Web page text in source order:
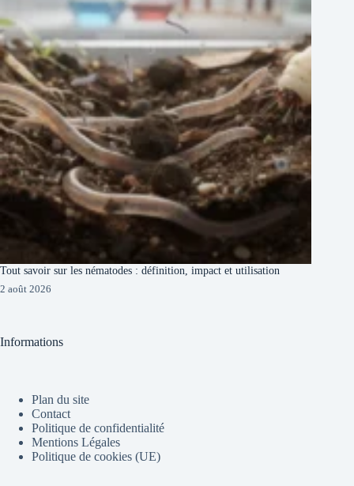
Tout savoir sur les nématodes : définition, impact et utilisation
2 août 2026
Informations
Plan du site
Contact
Politique de confidentialité
Mentions Légales
Politique de cookies (UE)